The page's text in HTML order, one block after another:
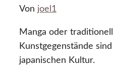
Von joel1
Manga oder
Kunstgegenstände
japanischen Kultur.